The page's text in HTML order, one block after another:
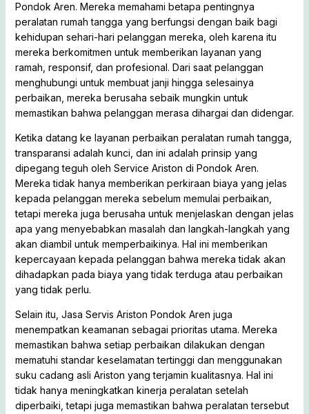
Pondok Aren. Mereka memahami betapa pentingnya
peralatan rumah tangga yang berfungsi dengan baik bagi
kehidupan sehari-hari pelanggan mereka, oleh karena itu
mereka berkomitmen untuk memberikan layanan yang
ramah, responsif, dan profesional. Dari saat pelanggan
menghubungi untuk membuat janji hingga selesainya
perbaikan, mereka berusaha sebaik mungkin untuk
memastikan bahwa pelanggan merasa dihargai dan didengar.
Ketika datang ke layanan perbaikan peralatan rumah tangga,
transparansi adalah kunci, dan ini adalah prinsip yang
dipegang teguh oleh Service Ariston di Pondok Aren.
Mereka tidak hanya memberikan perkiraan biaya yang jelas
kepada pelanggan mereka sebelum memulai perbaikan,
tetapi mereka juga berusaha untuk menjelaskan dengan jelas
apa yang menyebabkan masalah dan langkah-langkah yang
akan diambil untuk memperbaikinya. Hal ini memberikan
kepercayaan kepada pelanggan bahwa mereka tidak akan
dihadapkan pada biaya yang tidak terduga atau perbaikan
yang tidak perlu.
Selain itu, Jasa Servis Ariston Pondok Aren juga
menempatkan keamanan sebagai prioritas utama. Mereka
memastikan bahwa setiap perbaikan dilakukan dengan
mematuhi standar keselamatan tertinggi dan menggunakan
suku cadang asli Ariston yang terjamin kualitasnya. Hal ini
tidak hanya meningkatkan kinerja peralatan setelah
diperbaiki, tetapi juga memastikan bahwa peralatan tersebut